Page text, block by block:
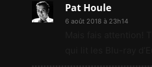
Pat Houle
6 août 2018 à 23h14